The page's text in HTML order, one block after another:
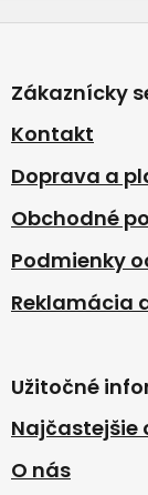
p
ä
e
Zákaznícky
Kontakt
Doprava a
Obchodné
Podmienky
Reklamácia
Užitočné
Najčastejšie
O nás